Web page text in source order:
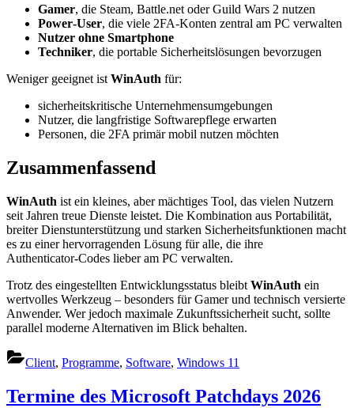
Gamer, die Steam, Battle.net oder Guild Wars 2 nutzen
Power‑User, die viele 2FA‑Konten zentral am PC verwalten
Nutzer ohne Smartphone
Techniker, die portable Sicherheitslösungen bevorzugen
Weniger geeignet ist WinAuth für:
sicherheitskritische Unternehmensumgebungen
Nutzer, die langfristige Softwarepflege erwarten
Personen, die 2FA primär mobil nutzen möchten
Zusammenfassend
WinAuth ist ein kleines, aber mächtiges Tool, das vielen Nutzern
seit Jahren treue Dienste leistet. Die Kombination aus Portabilität,
breiter Dienstunterstützung und starken Sicherheitsfunktionen macht
es zu einer hervorragenden Lösung für alle, die ihre
Authenticator‑Codes lieber am PC verwalten.
Trotz des eingestellten Entwicklungsstatus bleibt WinAuth ein
wertvolles Werkzeug – besonders für Gamer und technisch versierte
Anwender. Wer jedoch maximale Zukunftssicherheit sucht, sollte
parallel moderne Alternativen im Blick behalten.
Client, Programme, Software, Windows 11
Termine des Microsoft Patchdays 2026